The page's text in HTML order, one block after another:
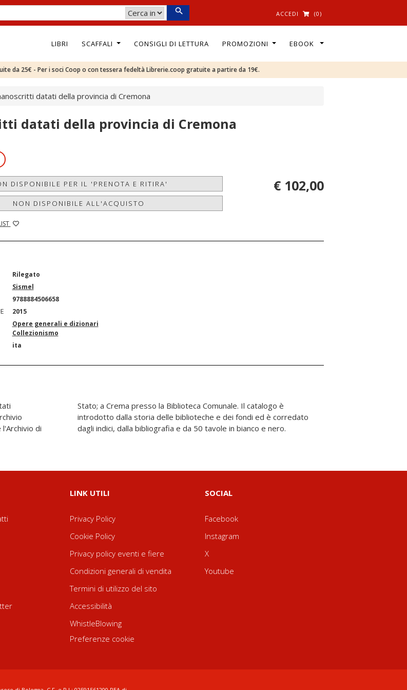
ACCEDI (0)
LIBRI SCAFFALI CONSIGLI DI LETTURA PROMOZIONI EBOOK
da 25€ - Per i soci Coop o con tessera fedeltà Librerie.coop gratuite a partire da 19€.
datati della provincia di Cremona
datati della provincia di Cremona
DISPONIBILE PER IL 'PRENOTA E RITIRA'
NON DISPONIBILE ALL'ACQUISTO
€ 102,00
Rilegato
Sismel
9788884506658
2015
Opere generali e dizionari
Collezionismo
ita
l'Archivio di
è
dagli indici, dalla bibliografia e da 50 tavole in bianco e nero.
LINK UTILI
Privacy Policy
Cookie Policy
Privacy policy eventi e fiere
Condizioni generali di vendita
Termini di utilizzo del sito
Accessibilità
WhistleBlowing
Preferenze cookie
SOCIAL
Facebook
Instagram
X
Youtube